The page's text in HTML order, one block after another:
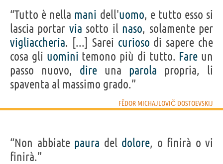
“Tutto è nella mani dell'uomo, e tutto esso si
lascia portar via sotto il naso, solamente per
vigliaccheria. [...] Sarei curioso di sapere che
cosa gli uomini temono più di tutto. Fare un
passo nuovo, dire una parola propria, li
spaventa al massimo grado.”
FËDOR MICHAJLOVIČ DOSTOEVSKIJ
“Non abbiate paura del dolore, o finirà o vi
finirà.”